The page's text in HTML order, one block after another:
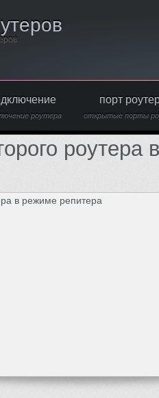
роутера
порт
открытые порты
роутера